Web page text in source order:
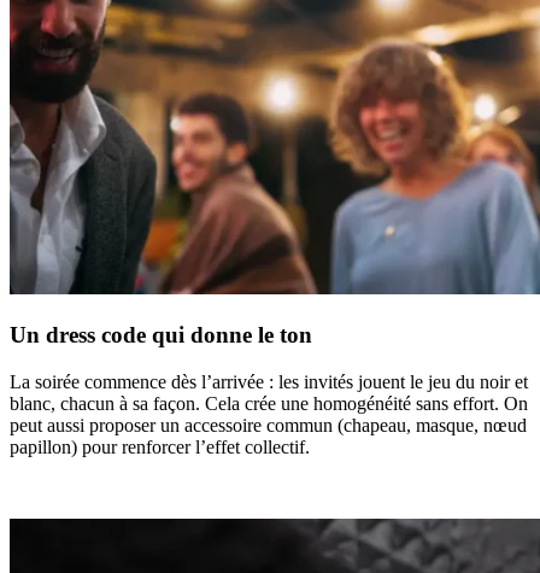
Un dress code qui donne le ton
La soirée commence dès l’arrivée : les invités jouent le jeu du noir et
blanc, chacun à sa façon. Cela crée une homogénéité sans effort. On
peut aussi proposer un accessoire commun (chapeau, masque, nœud
papillon) pour renforcer l’effet collectif.